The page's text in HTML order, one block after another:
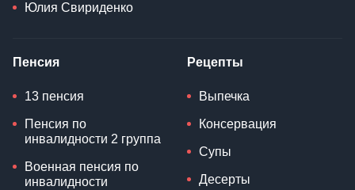
Юлия Свириденко
Пенсия
13 пенсия
Пенсия по
инвалидности 2 группа
Военная пенсия по
инвалидности
Рецепты
Выпечка
Консервация
Супы
Десерты